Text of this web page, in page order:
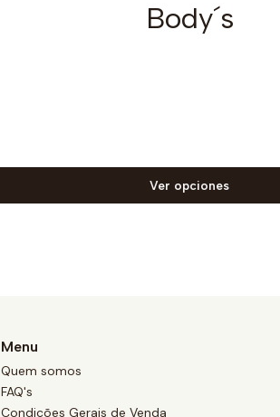
Body´s
Ver opciones
Menu
Quem somos
FAQ's
Condições Gerais de Venda